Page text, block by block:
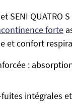
SENI QUATRO
forte
et confort
:
intégrales